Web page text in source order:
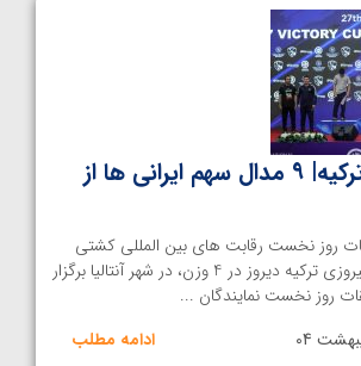
جام پیروزی ترکیه| ۹ مدال سهم ایرانی ها از
روز نخست رقابت های بین المللی کشتی
آزاد و فرنگی جام پیروزی ترکیه دیروز در 4 وزن، در شهر آنتالیا برگزار
روز نخست نمایندگان ...
ادامه مطلب